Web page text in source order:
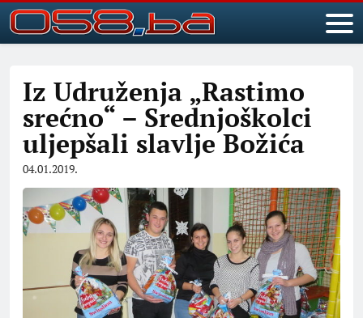
Iz Udruženja „Rastimo
srećno“ – Srednjoškolci
uljepšali slavlje Božića
04.01.2019.